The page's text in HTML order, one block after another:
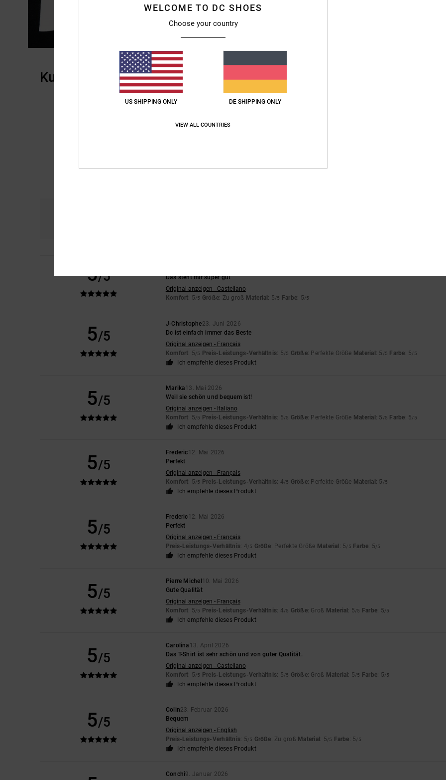
Kundenbewertungen
5/5
Das steht mir super gut
Original anzeigen - Castellano
Komfort: 5/5 Größe: Zu groß Material : 5/5 Farbe: 5/5
5/5
J-Christophe23. Juni 2026
Dc ist einfach immer das Beste
Original anzeigen - Français
Komfort: 5/5 Preis-Leistungs-Verhältnis: 5/5 Größe: Perfekte Größe Material : 5 /5 Farbe: 5/5
Ich empfehle dieses Produkt
5/5
Marika13. Mai 2026
Weil sie schön und bequem ist!
Original anzeigen - Italiano
Komfort: 5/5 Preis-Leistungs-Verhältnis: 5/5 Größe: Perfekte Größe Material : 5 /5 Farbe: 5/5
Ich empfehle dieses Produkt
5/5
Frederic12. Mai 2026
Perfekt
Original anzeigen - Français
Komfort: 5/5 Preis-Leistungs-Verhältnis: 4/5 Größe: Perfekte Größe Material : 5 /5
Ich empfehle dieses Produkt
5/5
Frederic12. Mai 2026
Perfekt
Original anzeigen - Français
Preis-Leistungs-Verhältnis: 4/5 Größe: Perfekte Größe Material : 5/5 Farbe: 5/5
Ich empfehle dieses Produkt
5/5
Pierre Michel 10. Mai 2026
Gute Qualität
Original anzeigen - Français
Komfort: 5/5 Preis-Leistungs-Verhältnis: 4/5 Größe: Groß Material : 5/5 Farbe: 5/5
Ich empfehle dieses Produkt
5/5
Carolina 13. April 2026
Das T-Shirt ist sehr schön und von guter Qualität.
Original anzeigen - Castellano
Komfort: 5/5 Preis-Leistungs-Verhältnis: 5/5 Größe: Groß Material : 5/5 Farbe: 5/5
Ich empfehle dieses Produkt
5/5
Colin23. Februar 2026
Bequem
Original anzeigen - English
Preis-Leistungs-Verhältnis: 5/5 Größe: Zu groß Material : 5/5 Farbe: 5/5
Ich empfehle dieses Produkt
Conchi9. Januar 2026
WELCOME TO DC SHOES
Choose your country
US SHIPPING ONLY DE SHIPPING ONLY
VIEW ALL COUNTRIES